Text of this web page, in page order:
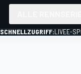
SCHNELLZUGRIFF:LIVEE-